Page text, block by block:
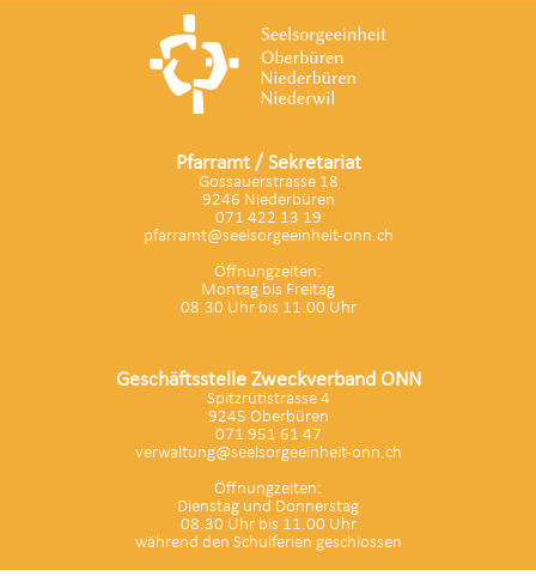
Pfarramt / Sekretariat
Gossauerstrasse 18
9246 Niederbüren
071 422 13 19
pfarramt@seelsorgeeinheit-onn.ch
Öffnungzeiten:
Montag bis Freitag
08.30 Uhr bis 11.00 Uhr
Geschäftsstelle Zweckverband ONN
Spitzrütistrasse 4
9245 Oberbüren
071 951 61 47
verwaltung@seelsorgeeinheit-onn.ch
Öffnungzeiten:
Dienstag und Donnerstag
08.30 Uhr bis 11.00 Uhr
während den Schulferien geschlossen